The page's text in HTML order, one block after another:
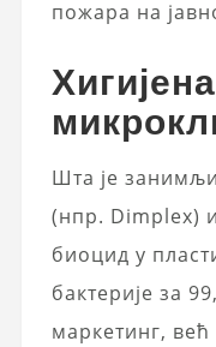
пожара на
Шта је
(нпр. Dimplex)
биоцид у
бактерије за
маркетинг, већ